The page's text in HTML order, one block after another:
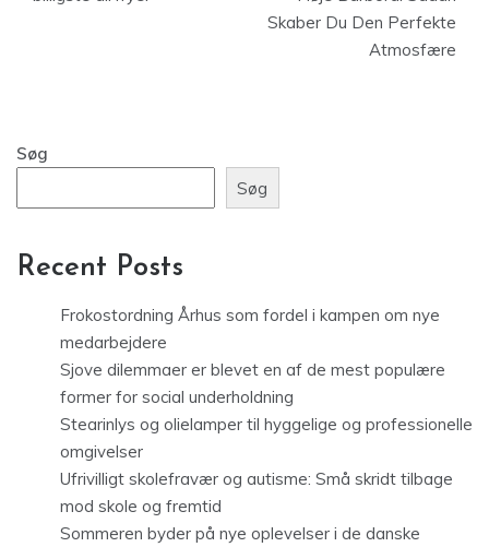
Skaber Du Den Perfekte
Atmosfære
Søg
Søg
Recent Posts
Frokostordning Århus som fordel i kampen om nye
medarbejdere
Sjove dilemmaer er blevet en af de mest populære
former for social underholdning
Stearinlys og olielamper til hyggelige og professionelle
omgivelser
Ufrivilligt skolefravær og autisme: Små skridt tilbage
mod skole og fremtid
Sommeren byder på nye oplevelser i de danske